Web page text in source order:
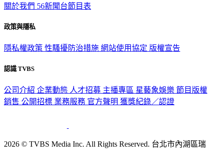
關於我們 56新聞台節目表
政策與隱私
隱私權政策 性騷擾防治措施 網站使用協定 版權宣告
認識 TVBS
公司介紹 企業動態 人才招募 主播專區 星藝象娛樂 節目版權
銷售 公開招標 業務服務 官方聲明 獲獎紀錄／認證
2026 © TVBS Media Inc. All Rights Reserved. 台北市內湖區瑞